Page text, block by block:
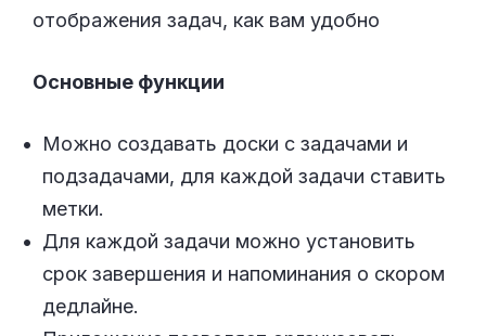
отображения задач, как вам удобно
Основные функции
Можно создавать доски с задачами и
подзадачами, для каждой задачи ставить
метки.
Для каждой задачи можно установить
срок завершения и напоминания о скором
дедлайне.